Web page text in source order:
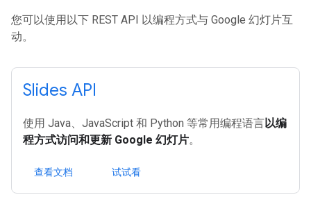
您可以使用以下 REST API 以编程方式与 Google 幻灯片互
动。
Slides API
使用 Java、JavaScript 和 Python 等常用编程语言以编
程方式访问和更新 Google 幻灯片。
查看文档 试试看